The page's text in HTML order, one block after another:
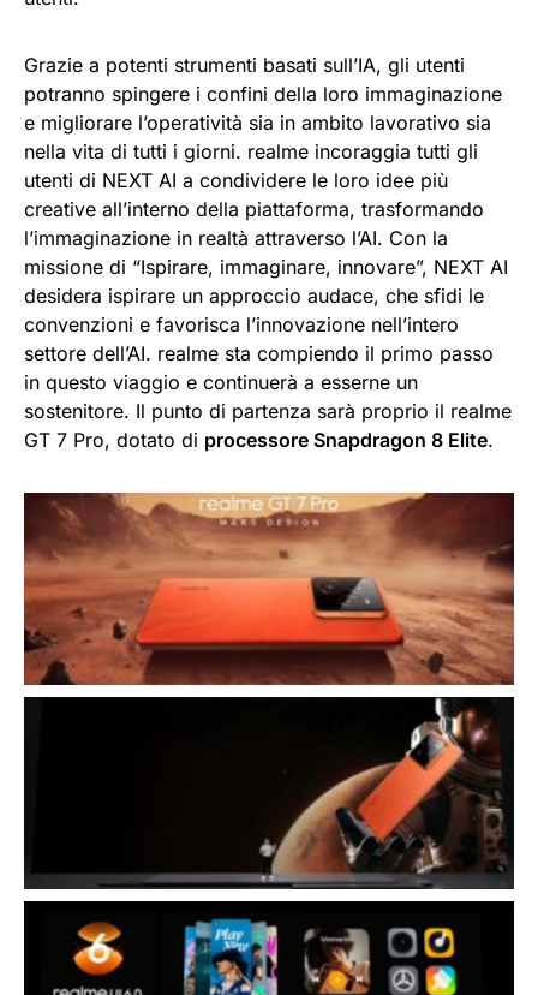
Grazie a potenti strumenti basati sull’IA, gli utenti
potranno spingere i confini della loro immaginazione
e migliorare l’operatività sia in ambito lavorativo sia
nella vita di tutti i giorni. realme incoraggia tutti gli
utenti di NEXT AI a condividere le loro idee più
creative all’interno della piattaforma, trasformando
l’immaginazione in realtà attraverso l’AI. Con la
missione di “Ispirare, immaginare, innovare”, NEXT AI
desidera ispirare un approccio audace, che sfidi le
convenzioni e favorisca l’innovazione nell’intero
settore dell’AI. realme sta compiendo il primo passo
in questo viaggio e continuerà a esserne un
sostenitore. Il punto di partenza sarà proprio il realme
GT 7 Pro, dotato di processore Snapdragon 8 Elite.